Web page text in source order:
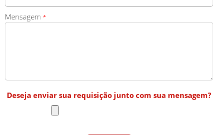
Mensagem *
Deseja enviar sua requisição junto com sua mensagem?